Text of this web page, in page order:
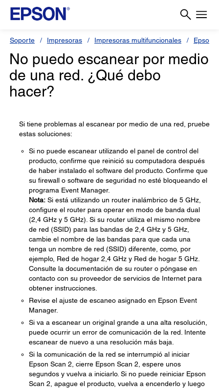
Soporte Impresoras Impresoras multifuncionales Epson L
No puedo escanear por medio
de una red. ¿Qué debo
hacer?
Si tiene problemas al escanear por medio de una red, pruebe
estas soluciones:
Si no puede escanear utilizando el panel de control del
producto, confirme que reinició su computadora después
de haber instalado el software del producto. Confirme que
su firewall o software de seguridad no esté bloqueando el
programa Event Manager.
Nota: Si está utilizando un router inalámbrico de 5 GHz,
configure el router para operar en modo de banda dual
(2,4 GHz y 5 GHz). Si su router utiliza el mismo nombre
de red (SSID) para las bandas de 2,4 GHz y 5 GHz,
cambie el nombre de las bandas para que cada una
tenga un nombre de red (SSID) diferente, como, por
ejemplo, Red de hogar 2,4 GHz y Red de hogar 5 GHz.
Consulte la documentación de su router o póngase en
contacto con su proveedor de servicios de Internet para
obtener instrucciones.
Revise el ajuste de escaneo asignado en Epson Event
Manager.
Si va a escanear un original grande a una alta resolución,
puede ocurrir un error de comunicación de la red. Intente
escanear de nuevo a una resolución más baja.
Si la comunicación de la red se interrumpió al iniciar
Epson Scan 2, cierre Epson Scan 2, espere unos
segundos y vuelva a iniciarlo. Si no puede reiniciar Epson
Scan 2, apague el producto, vuelva a encenderlo y luego